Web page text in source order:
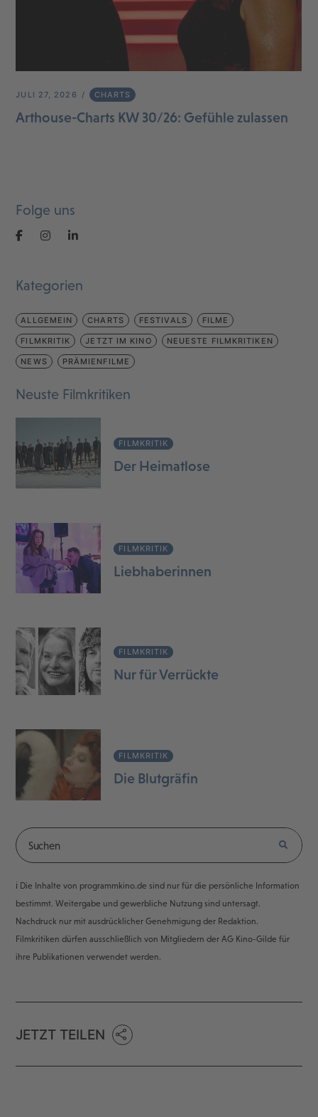
JULI 27, 2026 CHARTS
Arthouse-Charts KW 30/26: Gefühle zulassen
Folge uns
Kategorien
ALLGEMEIN CHARTS FESTIVALS FILME
FILMKRITIK JETZT IM KINO NEUESTE FILMKRITIKEN
NEWS PRÄMIENFILME
Neuste Filmkritiken
FILMKRITIK
Der Heimatlose
FILMKRITIK
Liebhaberinnen
FILMKRITIK
Nur für Verrückte
FILMKRITIK
Die Blutgräfin
ℹ️ Die Inhalte von programmkino.de sind nur für die persönliche Information
bestimmt. Weitergabe und gewerbliche Nutzung sind untersagt.
Nachdruck nur mit ausdrücklicher Genehmigung der Redaktion.
Filmkritiken dürfen ausschließlich von Mitgliedern der AG Kino-Gilde für
ihre Publikationen verwendet werden.
JETZT TEILEN